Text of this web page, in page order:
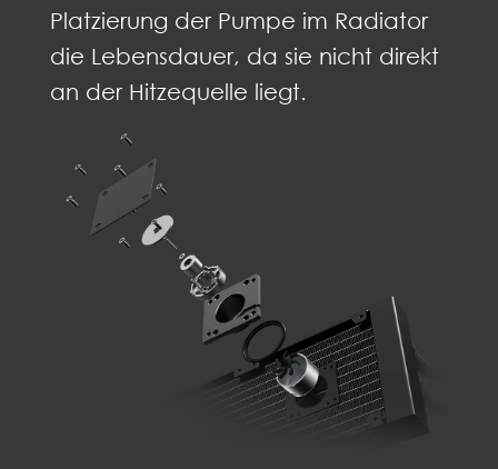
Platzierung der Pumpe im Radiator
die Lebensdauer, da sie nicht direkt
an der Hitzequelle liegt.